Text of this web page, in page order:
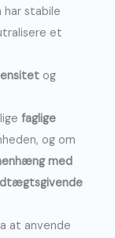
stabile
et
og
faglige
og om
med
at anvende